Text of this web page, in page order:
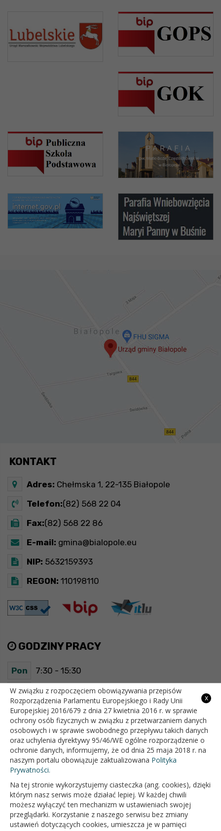
KONTAKT
Adres: Chełmska 1, 22-135 Białopole
Telefon:(82) 568 22 04
Fax:(82) 568 22 86
E-mail: gmina@bialopole.eu
NIP: 5632159393
REGON: 110198110
GODZINY PRACY
Pon 7:30 - 15:30
Wt 7:30 - 15:30
Śr 7:30 - 15:30
Czw 7:30 - 15:30
Pt 7:30 - 15:30
OFICJALNY SERWIS INTERNETOWY GMINY BIAŁOPOLE
x
W związku z rozpoczęciem obowiązywania przepisów
Rozporządzenia Parlamentu Europejskiego i Rady Unii
Europejskiej 2016/679 z dnia 27 kwietnia 2016 r. w sprawie
ochrony osób fizycznych w związku z przetwarzaniem danych
osobowych i w sprawie swobodnego przepływu takich danych
oraz uchylenia dyrektywy 95/46/WE ogólne rozporządzenie o
ochronie danych, informujemy, że od dnia 25 maja 2018 r. na
naszym portalu obowiązuje zaktualizowana Polityka
Prywatności.
Na tej stronie wykorzystujemy ciasteczka (ang. cookies), dzięki
którym nasz serwis może działać lepiej. W każdej chwili
możesz wyłączyć ten mechanizm w ustawieniach swojej
przeglądarki. Korzystanie z naszego serwisu bez zmiany
ustawień dotyczących cookies, umieszcza je w pamięci